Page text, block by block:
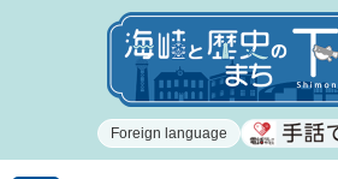
で
ば
Foreign language